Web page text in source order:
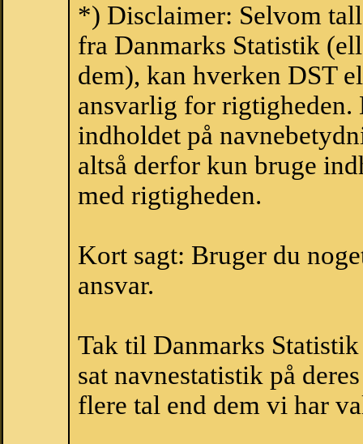
*) Disclaimer: Selvom
fra Danmarks Statistik
dem), kan hverken DST
ansvarlig for
indholdet på
altså derfor kun bruge
med rigtigheden.
Kort sagt: Bruger du
ansvar.
Tak til Danmarks
sat navnestatistik på
flere tal end dem vi har